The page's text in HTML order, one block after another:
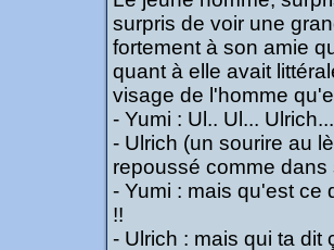
surpris de voir une
fortement à son amie
quant à elle avait
visage de l'homme
- Yumi : Ul.. Ul...
- Ulrich (un sourire au
repoussé comme
- Yumi : mais qu'est ce
!!
- Ulrich : mais qui ta dit